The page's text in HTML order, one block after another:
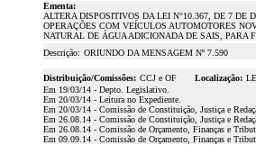
Ementa:
ALTERA DISPOSITIVOS DA LEI N°10.367, DE 7
OPERAÇÕES COM VEÍCULOS AUTOMOTORES
NATURAL DE ÁGUA ADICIONADA DE SAIS, PARA
Descrição: ORIUNDO DA MENSAGEM Nº 7.590
Distribuição/Comissões: CCJ e OF Localização:
Em 19/03/14 - Depto. Legislativo.
Em 20/03/14 - Leitura no Expediente.
Em 20/03/14 - Comissão de Constituição, Justiça e
Em 26.08.14 - Comissão de Constituição, Justiça e
Em 26.08.14 - Comissão de Orçamento, Finanças e
Em 09.09.14 - Comissão de Orçamento, Finanças e